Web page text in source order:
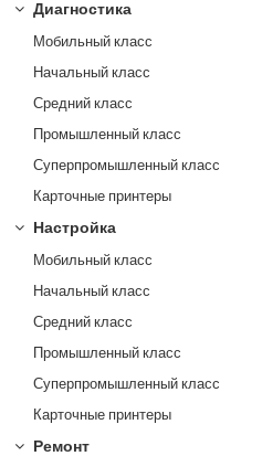
Диагностика
Мобильный класс
Начальный класс
Средний класс
Промышленный класс
Суперпромышленный класс
Карточные принтеры
Настройка
Мобильный класс
Начальный класс
Средний класс
Промышленный класс
Суперпромышленный класс
Карточные принтеры
Ремонт